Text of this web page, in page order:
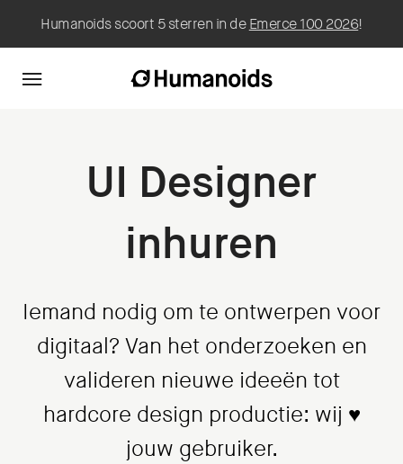
Humanoids scoort 5 sterren in deEmerce 100 2026!
UI Designer
inhuren
Iemand nodig om te ontwerpen voor
digitaal? Van het onderzoeken en
valideren nieuwe ideeën tot
hardcore design productie: wij ♥
jouw gebruiker.